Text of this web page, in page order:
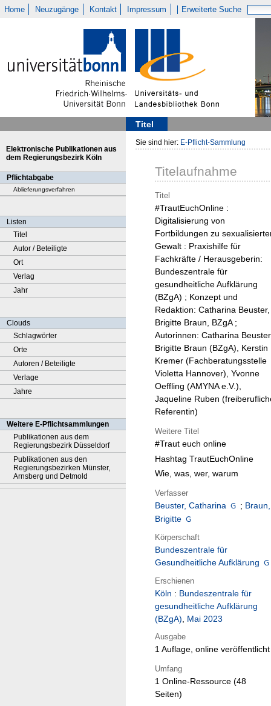
Home Neuzugänge Kontakt Impressum Erweiterte Suche
Titel
Elektronische Publikationen aus
dem Regierungsbezirk Köln
Pflichtabgabe
Ablieferungsverfahren
Listen
Titel
Autor / Beteiligte
Ort
Verlag
Jahr
Clouds
Schlagwörter
Orte
Autoren / Beteiligte
Verlage
Jahre
Weitere E-Pflichtsammlungen
Publikationen aus dem
Regierungsbezirk Düsseldorf
Publikationen aus den
Regierungsbezirken Münster,
Arnsberg und Detmold
Sie sind hier: E-Pflicht-Sammlung
Titelaufnahme
Titel
#TrautEuchOnline :
Digitalisierung von
Fortbildungen zu
Gewalt : Praxishilfe für
Fachkräfte / Herausgeberin:
Bundeszentrale für
gesundheitliche Aufklärung
(BZgA) ; Konzept und
Redaktion: Catharina Beuster,
Brigitte Braun, BZgA ;
Autorinnen: Catharina
Brigitte Braun (BZgA), Kerstin
Kremer (Fachberatungsstelle
Violetta Hannover), Yvonne
Oeffling (AMYNA e.V.),
Jaqueline Ruben
Referentin)
Weitere Titel
#Traut euch online
Hashtag TrautEuchOnline
Wie, was, wer, warum
Verfasser
Beuster, Catharina ; Braun,
Brigitte
Körperschaft
Bundeszentrale für
Gesundheitliche Aufklärung
Erschienen
Köln : Bundeszentrale für
gesundheitliche Aufklärung
(BZgA), Mai 2023
Ausgabe
1 Auflage, online veröffentlicht
Umfang
1 Online-Ressource (48
Seiten)